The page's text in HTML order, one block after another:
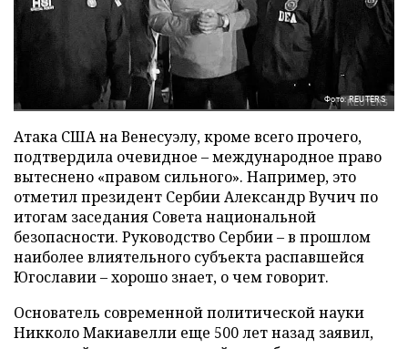
Фото: REUTERS
Атака США на Венесуэлу, кроме всего прочего,
подтвердила очевидное – международное право
вытеснено «правом сильного». Например, это
отметил президент Сербии Александр Вучич по
итогам заседания Совета национальной
безопасности. Руководство Сербии – в прошлом
наиболее влиятельного субъекта распавшейся
Югославии – хорошо знает, о чем говорит.
Основатель современной политической науки
Никколо Макиавелли еще 500 лет назад заявил,